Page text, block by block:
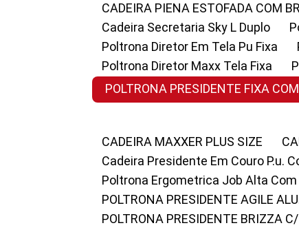
CADEIRA PIENA ESTOFADA COM
Cadeira Secretaria Sky L Duplo
Poltrona Diretor Em Tela Pu Fixa
Poltrona Diretor Maxx Tela Fixa
POLTRONA PRESIDENTE FIXA
CADEIRA MAXXER PLUS SIZE
Cadeira Presidente Em Couro P.u.
Poltrona Ergometrica Job Alta
POLTRONA PRESIDENTE AGILE
POLTRONA PRESIDENTE BRIZZA